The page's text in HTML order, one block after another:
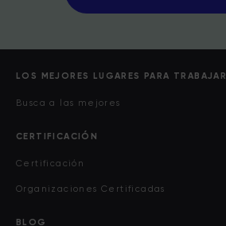
LOS MEJORES LUGARES PARA TRABAJAR
Busca a las mejores
CERTIFICACIÓN
Certificación
Organizaciones Certificadas
BLOG